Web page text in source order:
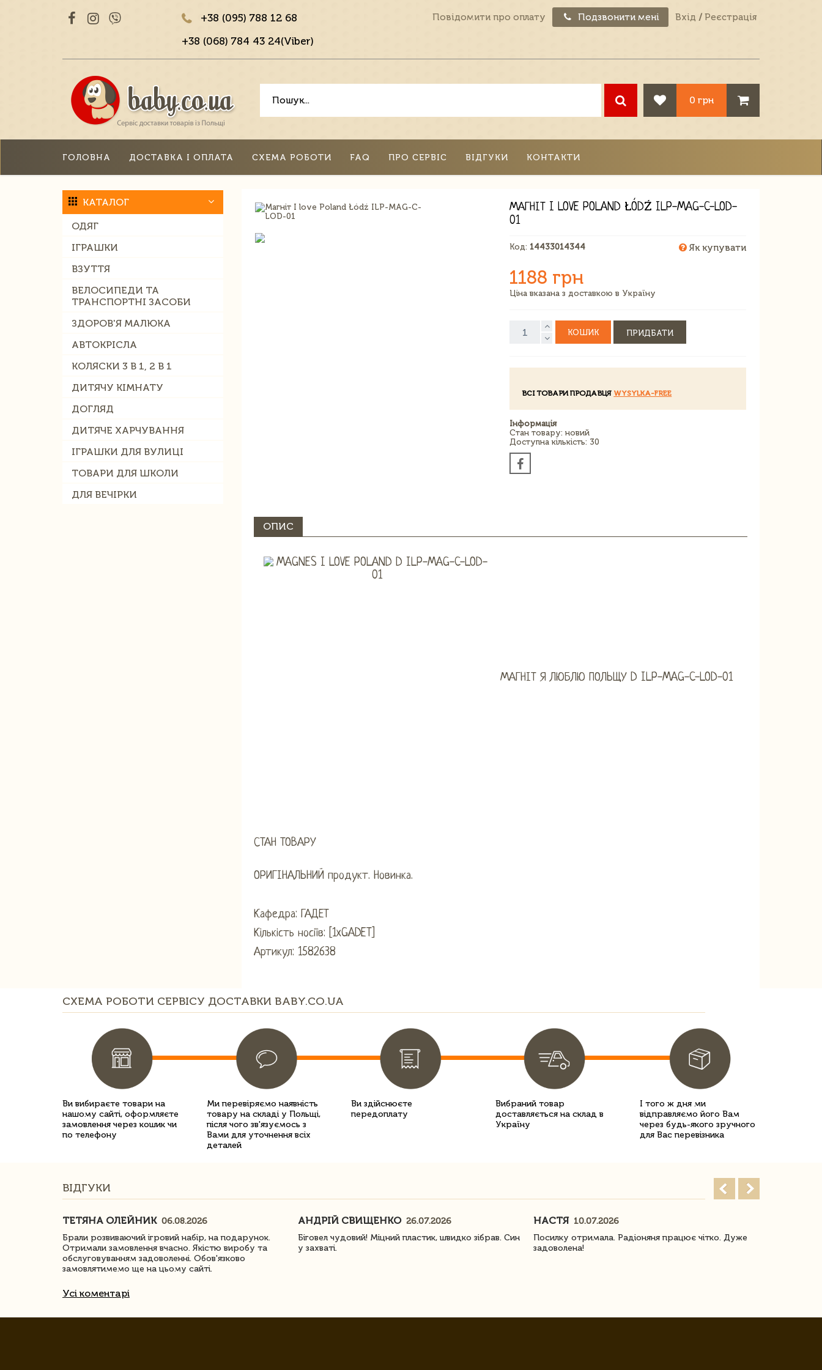
+38 (095) 788 12 68
+38 (068) 784 43 24(Viber)
Повідомити про оплату Подзвонити мені Вхід / Реєстрація
0 грн
ГОЛОВНА ДОСТАВКА І ОПЛАТА СХЕМА РОБОТИ FAQ ПРО СЕРВІС ВІДГУКИ КОНТАКТИ
КАТАЛОГ
ОДЯГ
ІГРАШКИ
ВЗУТТЯ
ВЕЛОСИПЕДИ ТА
ТРАНСПОРТНІ ЗАСОБИ
ЗДОРОВ'Я МАЛЮКА
АВТОКРІСЛА
КОЛЯСКИ 3 В 1, 2 В 1
ДИТЯЧУ КІМНАТУ
ДОГЛЯД
ДИТЯЧЕ ХАРЧУВАННЯ
ІГРАШКИ ДЛЯ ВУЛИЦІ
ТОВАРИ ДЛЯ ШКОЛИ
ДЛЯ ВЕЧІРКИ
МАГНІТ I LOVE POLAND ŁÓDŹ ILP-MAG-C-LOD-
01
Код: 14433014344 Як купувати
1188 грн
Ціна вказана з доставкою в Україну
КОШИК ПРИДБАТИ
ВСІ ТОВАРИ ПРОДАВЦЯ WYSYLKA-FREE
Інформація
Стан товару: новий
Доступна кількість: 30
ОПИС
МАГНІТ Я ЛЮБЛЮ ПОЛЬЩУ D ILP-MAG-C-LOD-01
СТАН ТОВАРУ
ОРИГІНАЛЬНИЙ продукт. Новинка.
Кафедра: ГАДЕТ
Кількість носіїв: [1xGADET]
Артикул: 1582638
СХЕМА РОБОТИ СЕРВІСУ ДОСТАВКИ BABY.CO.UA
Ви вибираєте товари на
нашому сайті, оформляєте
замовлення через кошик чи
по телефону
Ми перевіряємо наявність
товару на складі у Польщі,
після чого зв'язуємось з
Вами для уточнення всіх
деталей
Ви здійснюєте
передоплату
Вибраний товар
доставляється на склад в
Україну
І того ж дня ми
відправляємо його Вам
через будь-якого зручного
для Вас перевізника
ВІДГУКИ
ТЕТЯНА ОЛЕЙНИК 06.08.2026
Брали розвиваючий ігровий набір, на подарунок.
Отримали замовлення вчасно. Якістю виробу та
обслуговуванням задоволенні. Обов'язково
замовлятимемо ще на цьому сайті.
АНДРІЙ СВИЩЕНКО 26.07.2026
Біговел чудовий! Міцний пластик, швидко зібрав. Син
у захваті.
НАСТЯ 10.07.2026
Посилку отримала. Радіоняня працює чітко. Дуже
задоволена!
Усі коментарі